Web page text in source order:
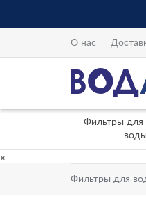
О нас
Фильтры для
воды
×
Фильтры для